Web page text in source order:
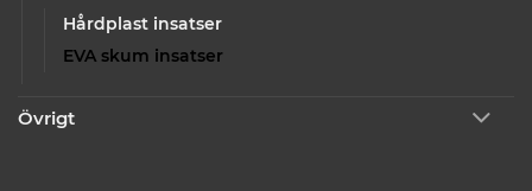
Hårdplast insatser
EVA skum insatser
Övrigt